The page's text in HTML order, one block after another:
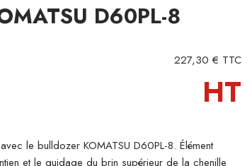
D60PL-8
227,30 € TTC
HT
le bulldozer KOMATSU D60PL-8. Élément
et le guidage du brin supérieur de la chenille